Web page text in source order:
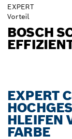
EXPERT
Vorteil
BOSCH
EXPERT
HLEIFEN
FARBE